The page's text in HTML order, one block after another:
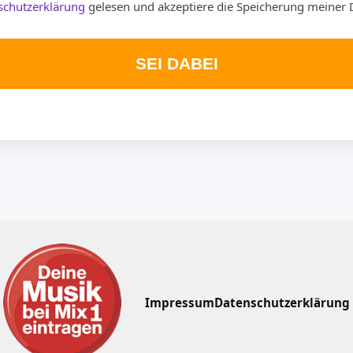
gelesen und akzeptiere die Speicherung meiner
SEI DABEI
ImpressumDatenschutzerklärung